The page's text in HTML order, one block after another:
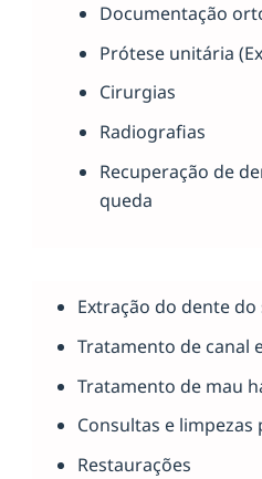
Documentação
Prótese unitária
Cirurgias
Radiografias
Recuperação de
queda
Extração do dente do
Tratamento de canal
Tratamento de mau
Consultas e limpezas
Restaurações